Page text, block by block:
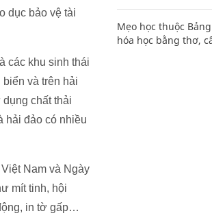
dục bảo vệ tài
các khu sinh thái
và trên hải
chất thải
hải đảo có nhiều
Nam và Ngày
mít tinh, hội
in tờ gấp…
Mẹo học thuộc
hóa học bằng thơ,